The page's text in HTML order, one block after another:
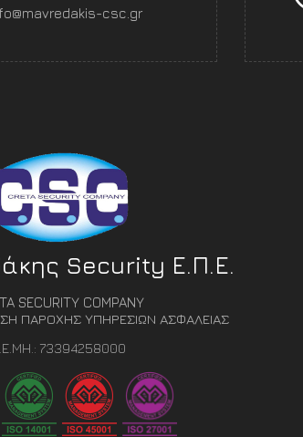
csc.gr
Security Ε.Π.Ε.
SECURITY COMPANY
ΠΑΡΟΧΗΣ ΥΠΗΡΕΣΙΩΝ ΑΣΦΑΛΕΙΑΣ
73394258000